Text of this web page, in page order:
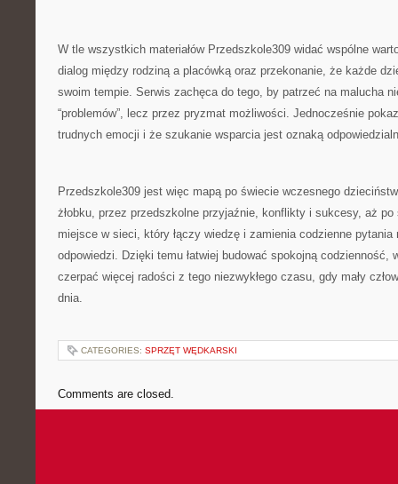
W tle wszystkich materiałów Przedszkole309 widać wspólne
dialog między rodziną a placówką oraz przekonanie, że każde
swoim tempie. Serwis zachęca do tego, by patrzeć na malucha
“problemów”, lecz przez pryzmat możliwości. Jednocześnie
trudnych emocji i że szukanie wsparcia jest oznaką
Przedszkole309 jest więc mapą po świecie wczesnego
żłobku, przez przedszkolne przyjaźnie, konflikty i sukcesy, aż
miejsce w sieci, który łączy wiedzę i zamienia codzienne pytania
odpowiedzi. Dzięki temu łatwiej budować spokojną codzienność,
czerpać więcej radości z tego niezwykłego czasu, gdy mały
dnia.
CATEGORIES: SPRZĘT WĘDKARSKI
Comments are closed.